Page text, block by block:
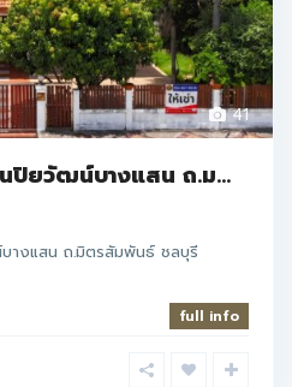
41
นปิยวัฒน์บางแสน ถ.ม...
างแสน ถ.มิตรสัมพันธ์ ชลบุรี
full info